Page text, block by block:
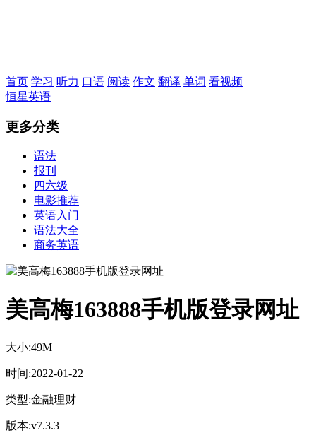
首页 学习 听力 口语 阅读 作文 翻译 单词 看视频
恒星英语
更多分类
语法
报刊
四六级
电影推荐
英语入门
语法大全
商务英语
美高梅163888手机版登录网址
大小:49M
时间:2022-01-22
类型:金融理财
版本:v7.3.3